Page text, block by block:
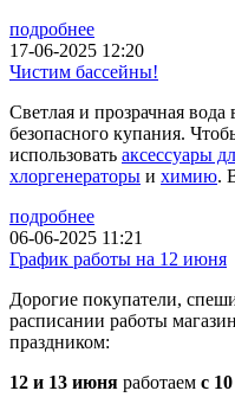
подробнее
17-06-2025 12:20
Чистим бассейны!
Светлая и прозрачная вода
безопасного купания.
использовать аксессуары
хлоргенераторы и химию.
подробнее
06-06-2025 11:21
График работы на 12 июня
Дорогие покупатели,
расписании работы
праздником:
12 и 13 июня работаем с